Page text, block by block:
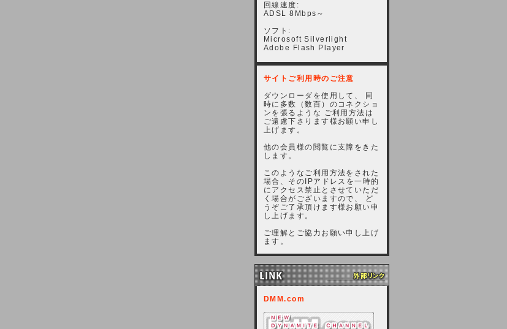
回線速度:
ADSL 8Mbps～
ソフト:
Microsoft Silverlight
Adobe Flash Player
サイトご利用時のご注意
ダウンローダを使用して、 同
時に多数（数百）のコネクショ
ンを張るような ご利用方法は
ご遠慮下さります様お願い申し
上げます。
他の会員様の閲覧に支障をきた
します。
このようなご利用方法をされた
場合、そのIPアドレスを一時的
にアクセス禁止とさせていただ
く場合がございますので、 ど
うぞご了承頂けます様お願い申
し上げます。
ご理解とご協力お願い申し上げ
ます。
DMM.com